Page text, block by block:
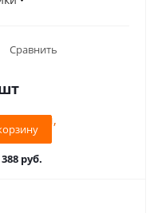
Сравнить
388 руб.